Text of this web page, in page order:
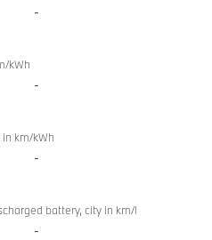
-
kWh
-
km/kWh
-
battery, city in km/l
-